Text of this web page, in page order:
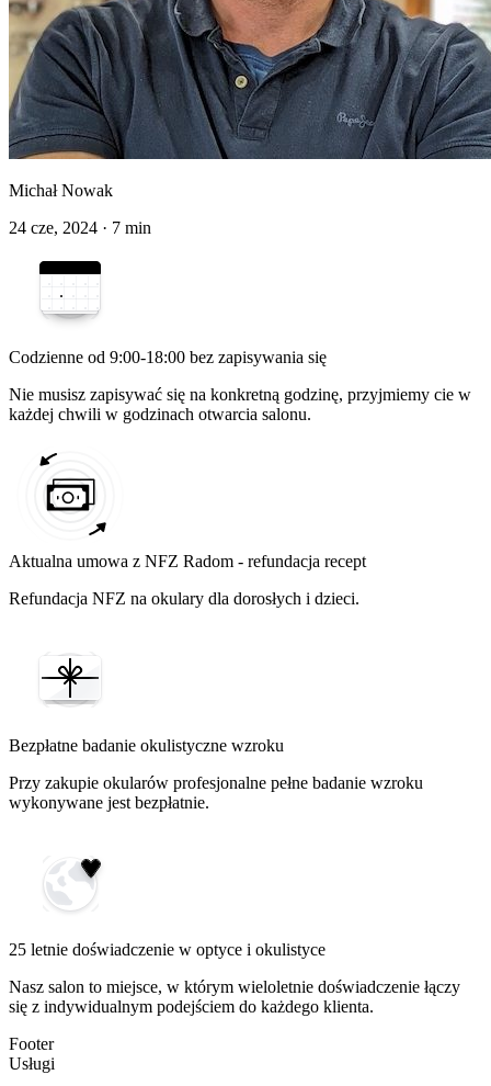
Michał Nowak
24 cze, 2024 · 7 min
Codzienne od 9:00-18:00 bez zapisywania się
Nie musisz zapisywać się na konkretną godzinę, przyjmiemy cie w
każdej chwili w godzinach otwarcia salonu.
Aktualna umowa z NFZ Radom - refundacja recept
Refundacja NFZ na okulary dla dorosłych i dzieci.
Bezpłatne badanie okulistyczne wzroku
Przy zakupie okularów profesjonalne pełne badanie wzroku
wykonywane jest bezpłatnie.
25 letnie doświadczenie w optyce i okulistyce
Nasz salon to miejsce, w którym wieloletnie doświadczenie łączy
się z indywidualnym podejściem do każdego klienta.
Footer
Usługi